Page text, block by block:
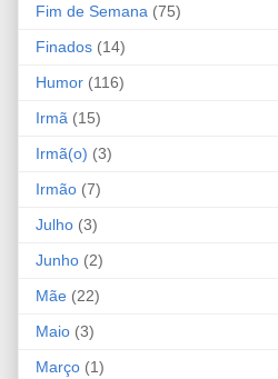
Fim de Semana (75)
Finados (14)
Humor (116)
Irmã (15)
Irmã(o) (3)
Irmão (7)
Julho (3)
Junho (2)
Mãe (22)
Maio (3)
Março (1)